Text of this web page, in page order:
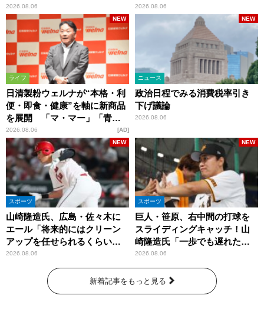
2026.08.06 2026.08.06
ライフ
日清製粉ウェルナが“本格・利
便・即食・健康”を軸に新商品
を展開 「マ・マー」「青の
洞窟」ブランドを強化
2026.08.06
NEW
AD
ニュース
政治日程でみる消費税率引き
下げ議論
2026.08.06
NEW
スポーツ
山崎隆造氏、広島・佐々木に
エール「将来的にはクリーン
アップを任せられるくらいま
では成長して」
2026.08.06
NEW
スポーツ
巨人・笹原、右中間の打球を
スライディングキャッチ！山
崎隆造氏「一歩でも遅れた
ら…」
2026.08.06
NEW
新着記事をもっと見る